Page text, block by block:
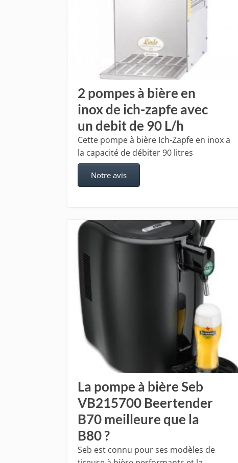
2 pompes à bière en
inox de ich-zapfe avec
un debit de 90 L/h
Cette pompe à bière Ich-Zapfe en inox a
la capacité de débiter 90 litres
Notre avis
La pompe à bière Seb
VB215700 Beertender
B70 meilleure que la
B80 ?
Seb est connu pour ses modèles de